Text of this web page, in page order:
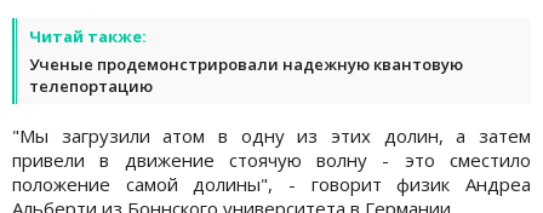
Читай также:
Ученые продемонстрировали надежную квантовую
телепортацию
"Мы загрузили атом в одну из этих долин, а затем
привели в движение стоячую волну - это сместило
положение самой долины", - говорит физик Андреа
Альберти из Боннского университета в Германии.